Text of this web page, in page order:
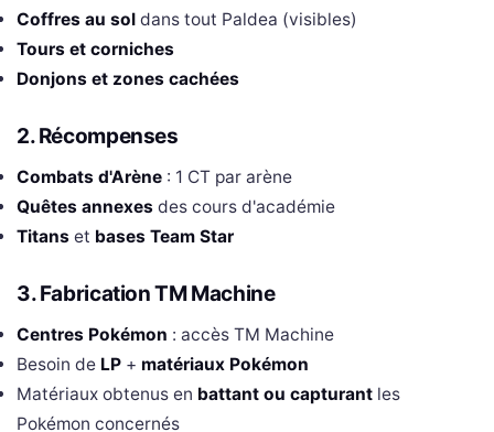
Coffres au sol dans tout Paldea (visibles)
Tours et corniches
Donjons et zones cachées
2. Récompenses
Combats d'Arène : 1 CT par arène
Quêtes annexes des cours d'académie
Titans et bases Team Star
3. Fabrication TM Machine
Centres Pokémon : accès TM Machine
Besoin de LP + matériaux Pokémon
Matériaux obtenus en battant ou capturant les
Pokémon concernés